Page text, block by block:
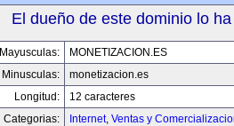
El dueño de este dominio lo
Mayusculas:
MONETIZACION.ES
Minusculas:
monetizacion.es
Longitud:
12 caracteres
Categorias:
Internet, Ventas y